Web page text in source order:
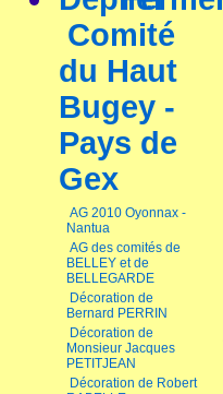
Comité
du Haut
Bugey -
Pays de
Gex
AG 2010 Oyonnax -
Nantua
AG des comités de
BELLEY et de
BELLEGARDE
Décoration de
Bernard PERRIN
Décoration de
Monsieur Jacques
PETITJEAN
Décoration de Robert